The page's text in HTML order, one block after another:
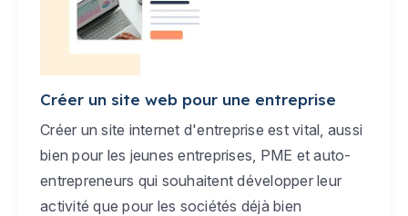
Créer un site web pour une entreprise
Créer un site internet d'entreprise est vital, aussi
bien pour les jeunes entreprises, PME et auto-
entrepreneurs qui souhaitent développer leur
activité que pour les sociétés déjà bien